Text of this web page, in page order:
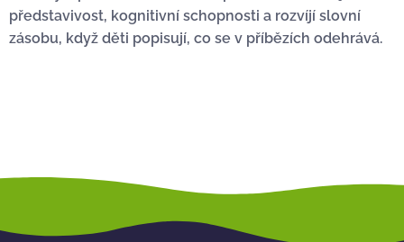
představivost, kognitivní schopnosti a rozvíjí slovní
zásobu, když děti popisují, co se v příbězích odehrává.